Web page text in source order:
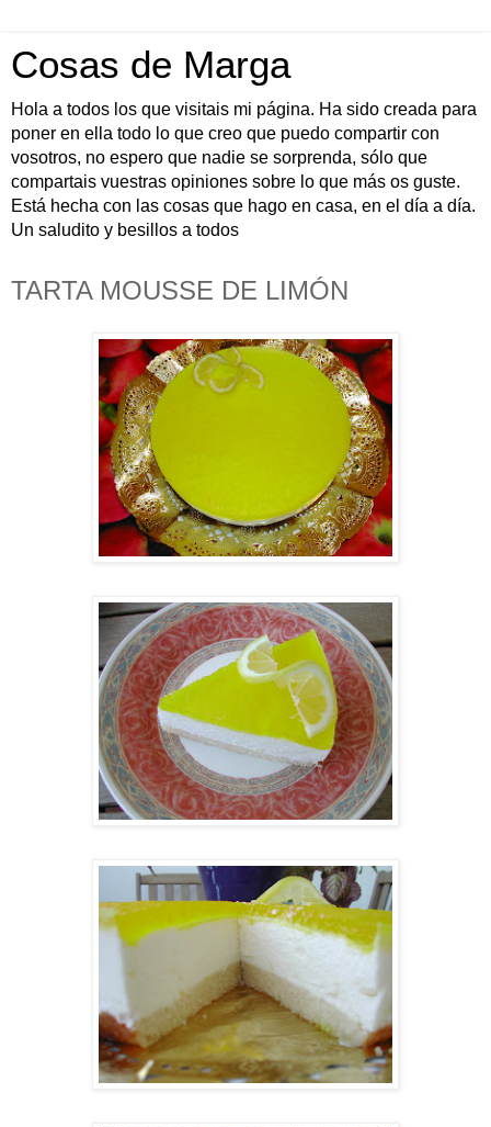
Cosas de Marga
Hola a todos los que visitais mi página. Ha sido creada para
poner en ella todo lo que creo que puedo compartir con
vosotros, no espero que nadie se sorprenda, sólo que
compartais vuestras opiniones sobre lo que más os guste.
Está hecha con las cosas que hago en casa, en el día a día.
Un saludito y besillos a todos
TARTA MOUSSE DE LIMÓN